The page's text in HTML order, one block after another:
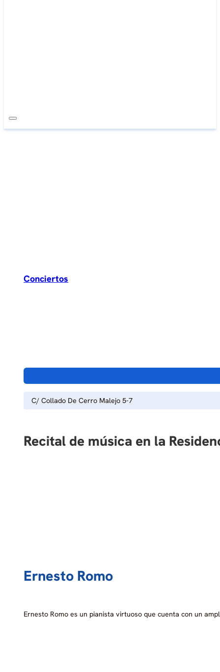
Conciertos
C/ Collado De Cerro Malejo 5-7
Recital de música en la
Ernesto Romo
Ernesto Romo es un pianista virtuoso que cuenta con un